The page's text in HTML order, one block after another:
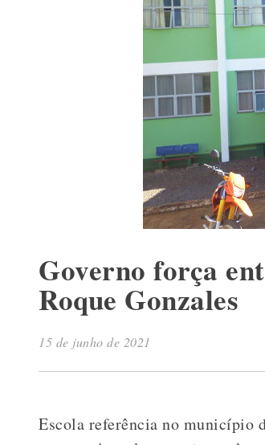
Governo força
Roque Gonzales
15 de junho de 2021
Escola referência no município